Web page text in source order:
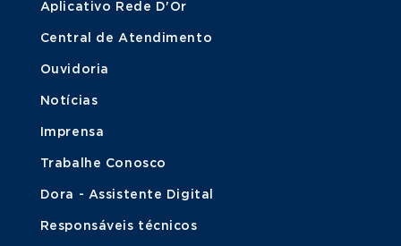
Aplicativo Rede D'Or
Central de Atendimento
Ouvidoria
Notícias
Imprensa
Trabalhe Conosco
Dora - Assistente Digital
Responsáveis técnicos